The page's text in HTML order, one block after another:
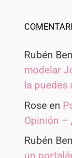
Rubén
modelar
la puedes
Rose en
Opinión –
Rubén
un